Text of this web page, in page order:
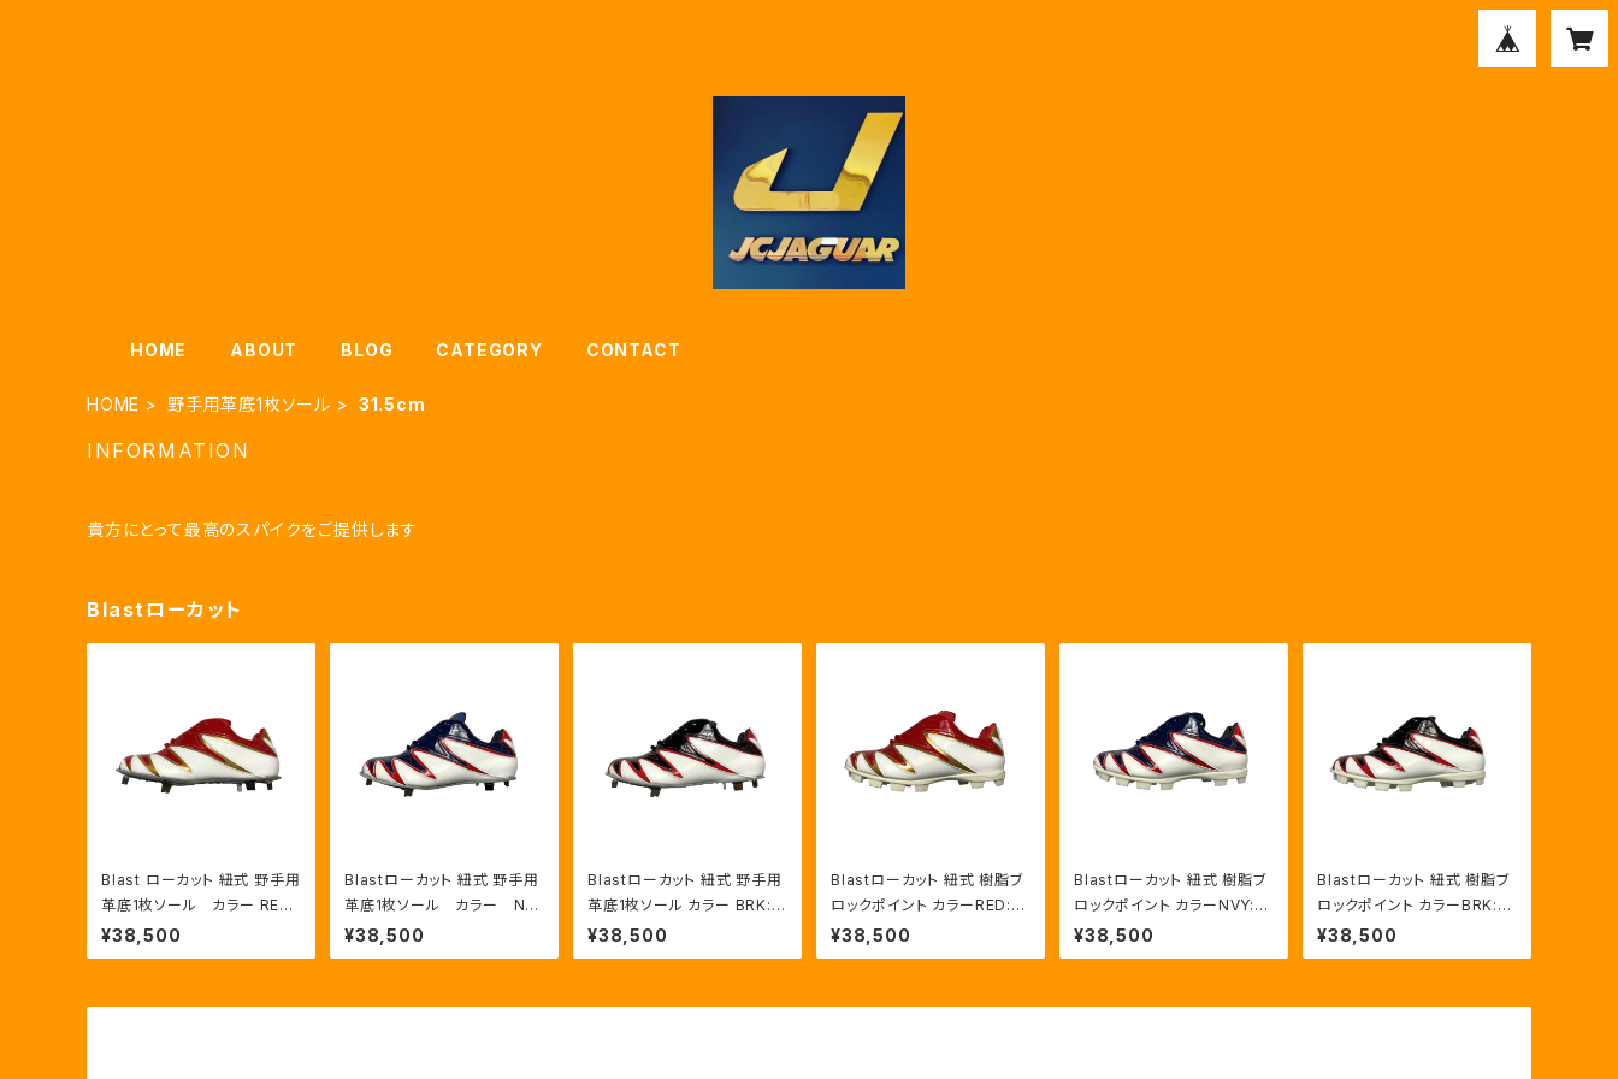
HOME ABOUT BLOG CATEGORY CONTACT
HOME 野手用革底1枚ソール 31.5cm
INFORMATION
貴方にとって最高のスパイクをご提供します
Blastローカット
Blast ローカット 紐式 野手用
革底1枚ソール カラー RED:
GLD/WHT
¥38,500
Blastローカット 紐式 野手用
革底1枚ソール カラー NV
Y:RED/HWT
¥38,500
Blastローカット 紐式 野手用
革底1枚ソール カラー BRK:R
ED/HWT
¥38,500
Blastローカット 紐式 樹脂ブ
ロックポイント カラーRED:G
LD/HWT
¥38,500
Blastローカット 紐式 樹脂ブ
ロックポイント カラーNVY:R
ED/HWT
¥38,500
Blastローカット 紐式 樹脂ブ
ロックポイント カラーBRK:R
ED/HWT
¥38,500